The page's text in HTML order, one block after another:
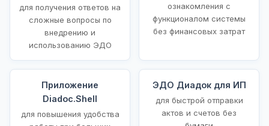
для получения ответов на
сложные вопросы по
внедрению и
использованию ЭДО
ознакомления с
функционалом системы
без финансовых затрат
Приложение
Diadoc.Shell
для повышения удобства
ЭДО Диадок для ИП
для быстрой отправки
актов и счетов без